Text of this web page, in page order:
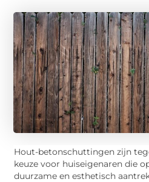
Hout-betonschuttingen zijn
keuze voor huiseigenaren die
duurzame en esthetisch